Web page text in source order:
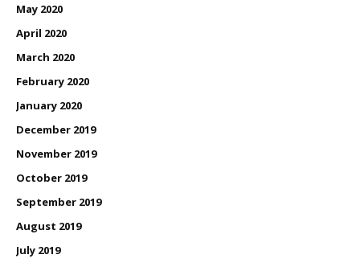
May 2020
April 2020
March 2020
February 2020
January 2020
December 2019
November 2019
October 2019
September 2019
August 2019
July 2019